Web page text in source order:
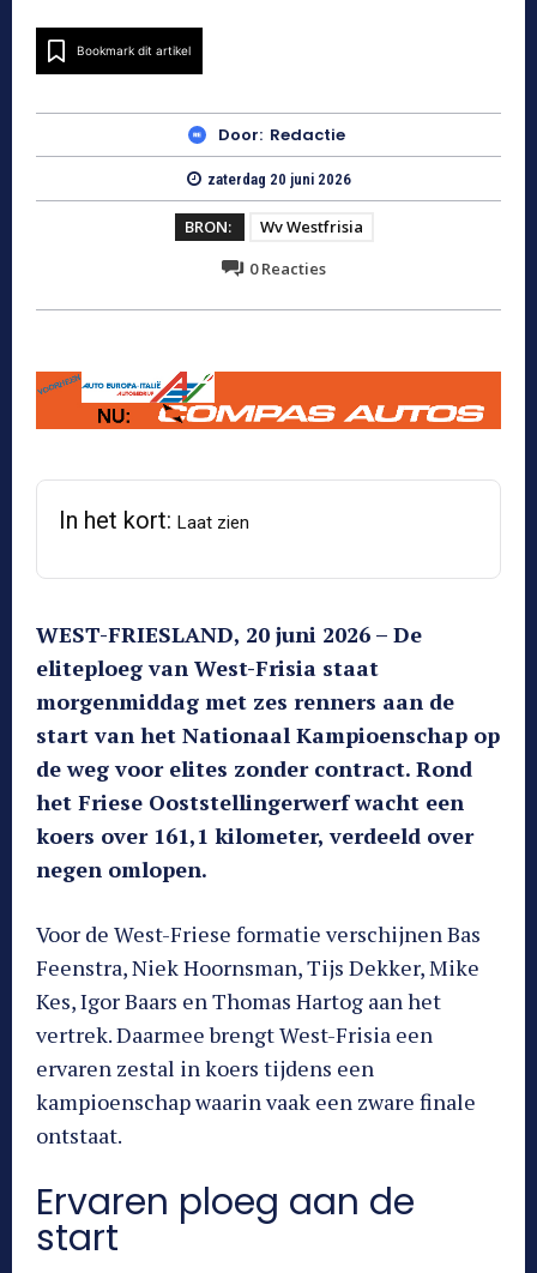
Bookmark dit artikel
Door: Redactie
zaterdag 20 juni 2026
BRON:
Wv Westfrisia
0Reacties
In het kort: Laat zien
WEST-FRIESLAND, 20 juni 2026 – De
eliteploeg van West-Frisia staat
morgenmiddag met zes renners aan de
start van het Nationaal Kampioenschap op
de weg voor elites zonder contract. Rond
het Friese Ooststellingerwerf wacht een
koers over 161,1 kilometer, verdeeld over
negen omlopen.
Voor de West-Friese formatie verschijnen Bas
Feenstra, Niek Hoornsman, Tijs Dekker, Mike
Kes, Igor Baars en Thomas Hartog aan het
vertrek. Daarmee brengt West-Frisia een
ervaren zestal in koers tijdens een
kampioenschap waarin vaak een zware finale
ontstaat.
Ervaren ploeg aan de
start